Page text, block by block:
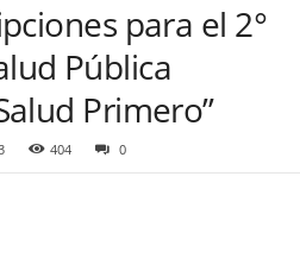
para el 2°
Pública
Primero”
404 0